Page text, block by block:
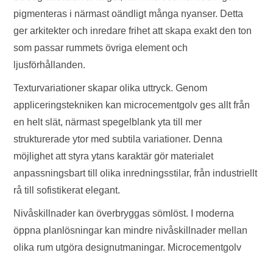
pigmenteras i närmast oändligt många nyanser. Detta
ger arkitekter och inredare frihet att skapa exakt den ton
som passar rummets övriga element och
ljusförhållanden.
Texturvariationer skapar olika uttryck. Genom
appliceringstekniken kan microcementgolv ges allt från
en helt slät, närmast spegelblank yta till mer
strukturerade ytor med subtila variationer. Denna
möjlighet att styra ytans karaktär gör materialet
anpassningsbart till olika inredningsstilar, från industriellt
rå till sofistikerat elegant.
Nivåskillnader kan överbryggas sömlöst. I moderna
öppna planlösningar kan mindre nivåskillnader mellan
olika rum utgöra designutmaningar. Microcementgolv